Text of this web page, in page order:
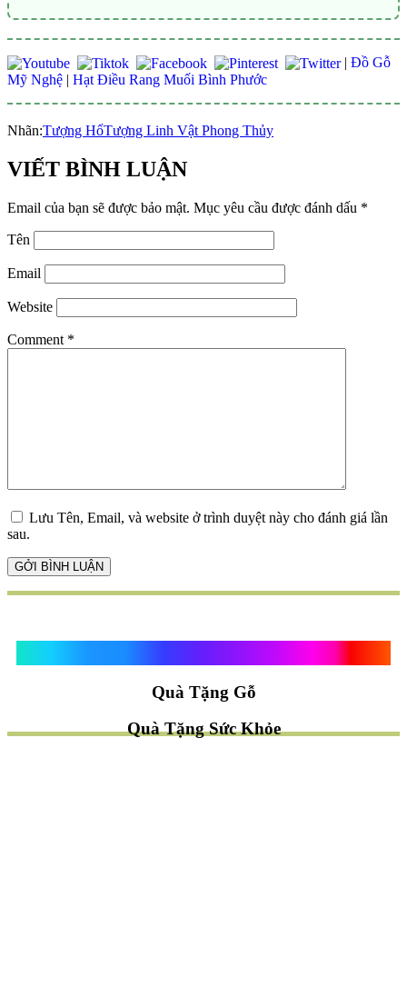
| Đồ Gỗ
Mỹ Nghệ | Hạt Điều Rang Muối Bình Phước
Nhãn:Tượng HổTượng Linh Vật Phong Thủy
VIẾT BÌNH LUẬN
Email của bạn sẽ được bảo mật. Mục yêu cầu được đánh dấu *
Tên
Email
Website
Comment *
Lưu Tên, Email, và website ở trình duyệt này cho đánh giá lần
sau.
Quà Tặng Gỗ
Quà Tặng Sức Khỏe